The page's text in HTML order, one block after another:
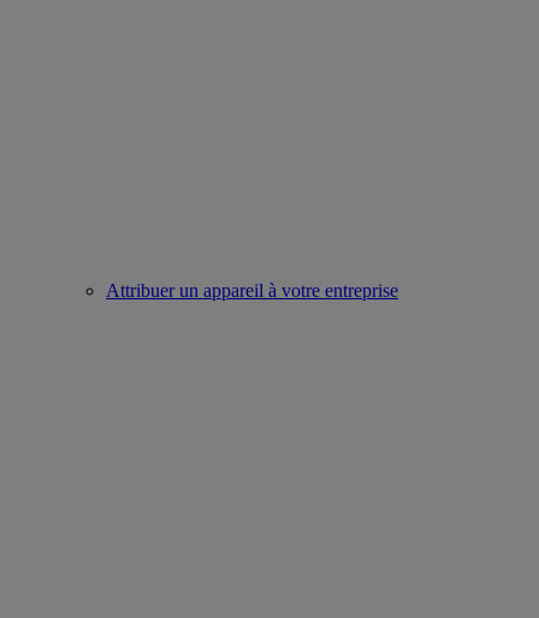
Attribuer un appareil à votre entreprise